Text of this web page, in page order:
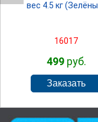
вес 4.5 кг
16017
499руб.